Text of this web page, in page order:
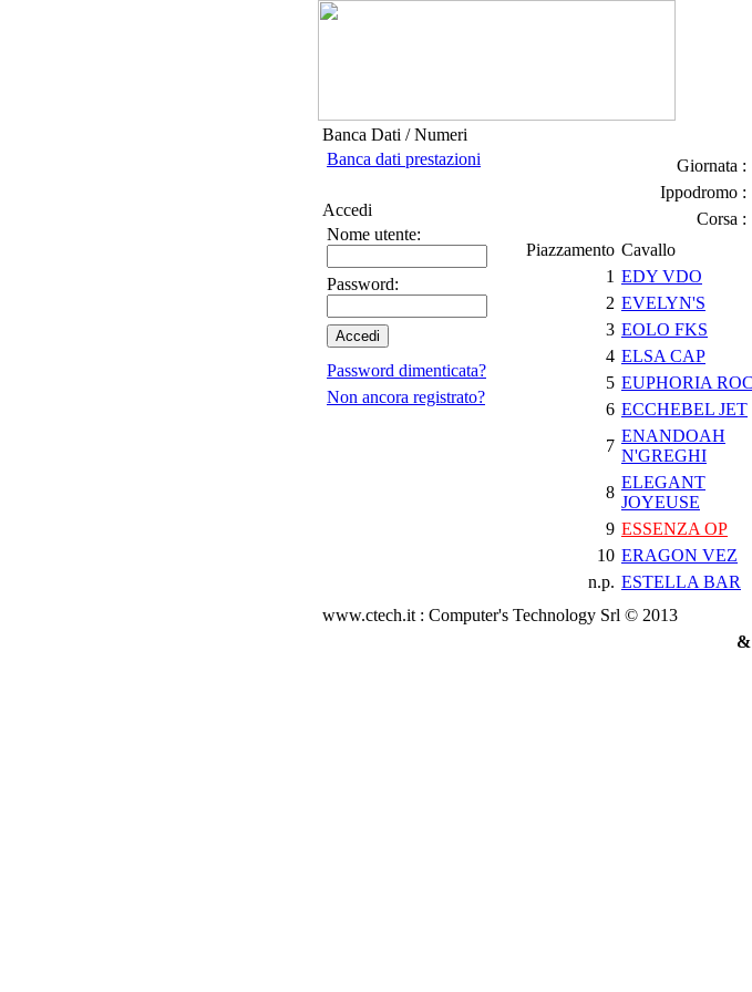
Banca Dati / Numeri
Banca dati prestazioni
Accedi
Nome utente:
Password:
Password dimenticata?
Non ancora registrato?
Giornata :
Ippodromo :
Corsa :
Piazzamento Cavallo
1 EDY VDO
2 EVELYN'S
3 EOLO FKS
4 ELSA CAP
5 EUPHORIA ROC
6 ECCHEBEL JET
7
ENANDOAH
N'GREGHI
8
ELEGANT
JOYEUSE
9 ESSENZA OP
10 ERAGON VEZ
n.p. ESTELLA BAR
www.ctech.it : Computer's Technology Srl © 2013
&